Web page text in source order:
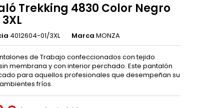
Trekking 4830 Color Negro
4012604-01/3XL Marca MONZA
de Trabajo confeccionados con tejido
membrana y con interior perchado. Este pantalón
para aquellos profesionales que desempeñan su
fríos.